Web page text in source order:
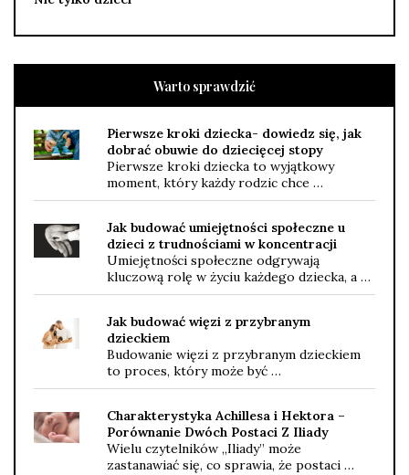
Warto sprawdzić
Pierwsze kroki dziecka- dowiedz się, jak
dobrać obuwie do dziecięcej stopy
Pierwsze kroki dziecka to wyjątkowy
moment, który każdy rodzic chce …
Jak budować umiejętności społeczne u
dzieci z trudnościami w koncentracji
Umiejętności społeczne odgrywają
kluczową rolę w życiu każdego dziecka, a …
Jak budować więzi z przybranym
dzieckiem
Budowanie więzi z przybranym dzieckiem
to proces, który może być …
Charakterystyka Achillesa i Hektora –
Porównanie Dwóch Postaci Z Iliady
Wielu czytelników „Iliady” może
zastanawiać się, co sprawia, że postaci …